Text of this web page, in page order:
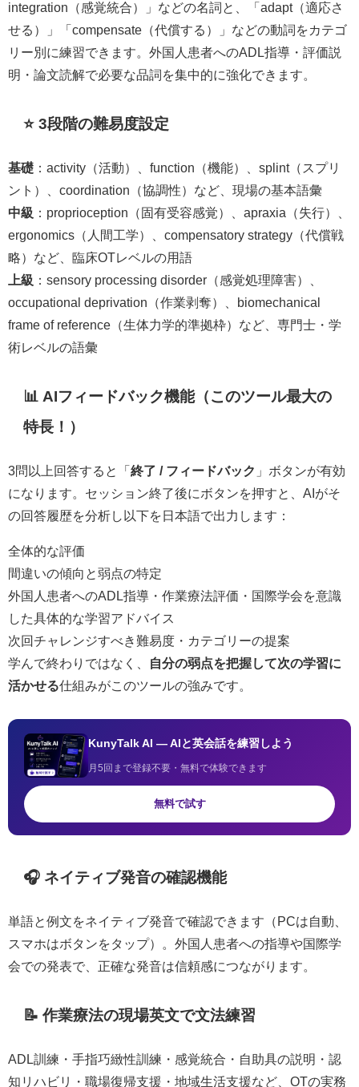
integration（感覚統合）」などの名詞と、「adapt（適応さ
せる）」「compensate（代償する）」などの動詞をカテゴ
リー別に練習できます。外国人患者へのADL指導・評価説
明・論文読解で必要な品詞を集中的に強化できます。
⭐ 3段階の難易度設定
基礎 ：activity（活動）、function（機能）、splint（スプリ
ント）、coordination（協調性）など、現場の基本語彙
中級 ：proprioception（固有受容感覚）、apraxia（失行）、
ergonomics（人間工学）、compensatory strategy（代償戦
略）など、臨床OTレベルの用語
上級 ：sensory processing disorder（感覚処理障害）、
occupational deprivation（作業剥奪）、biomechanical
frame of reference（生体力学的準拠枠）など、専門士・学
術レベルの語彙
📊 AIフィードバック機能（このツール最大の
特長！）
3問以上回答すると「 終了 / フィードバック 」ボタンが有効
になります。セッション終了後にボタンを押すと、AIがそ
の回答履歴を分析し以下を日本語で出力します：
全体的な評価
間違いの傾向と弱点の特定
外国人患者へのADL指導・作業療法評価・国際学会を意識
した具体的な学習アドバイス
次回チャレンジすべき難易度・カテゴリーの提案
学んで終わりではなく、
自分の弱点を把握して次の学習に
活かせる仕組みがこのツールの強みです。
KunyTalk AI — AIと英会話を練習しよう
月5回まで登録不要・無料で体験できます
無料で試す
🎧 ネイティブ発音の確認機能
単語と例文をネイティブ発音で確認できます（PCは自動、
スマホはボタンをタップ）。外国人患者への指導や国際学
会での発表で、正確な発音は信頼感につながります。
📝 作業療法の現場英文で文法練習
ADL訓練・手指巧緻性訓練・感覚統合・自助具の説明・認
知リハビリ・職場復帰支援・地域生活支援など、OTの実務